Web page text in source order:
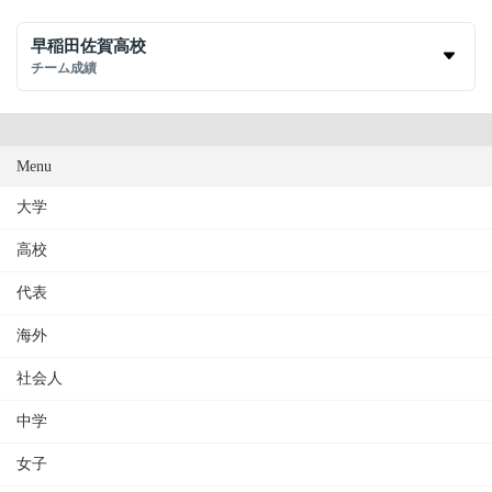
早稲田佐賀高校
チーム成績
Menu
大学
高校
代表
海外
社会人
中学
女子